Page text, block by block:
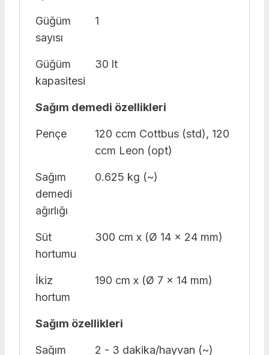
Güğüm
sayısı
1
Güğüm
kapasitesi
30 lt
Sağım demedi özellikleri
Pençe
120 ccm Cottbus (std), 120
ccm Leon (opt)
Sağım
demedi
ağırlığı
0.625 kg (~)
Süt
hortumu
300 cm x (Ø 14 x 24 mm)
İkiz
hortum
190 cm x (Ø 7 x 14 mm)
Sağım özellikleri
Sağım
2 - 3 dakika/hayvan (~)